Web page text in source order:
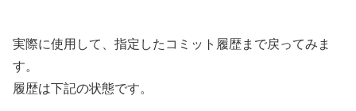
実際に使用して、指定したコミット履歴まで戻ってみま
す。
履歴は下記の状態です。